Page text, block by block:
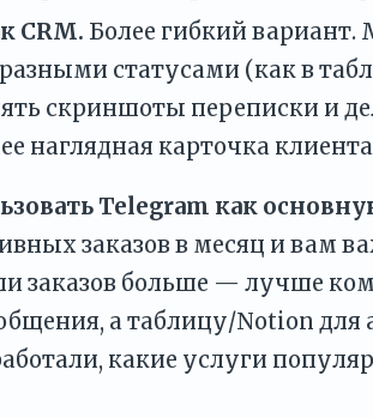
CRM. Более гибкий вариант.
статусами (как в
скриншоты переписки и
наглядная карточка
Telegram как
заказов в месяц и вам
заказов больше — лучше
а таблицу/Notion для
какие услуги